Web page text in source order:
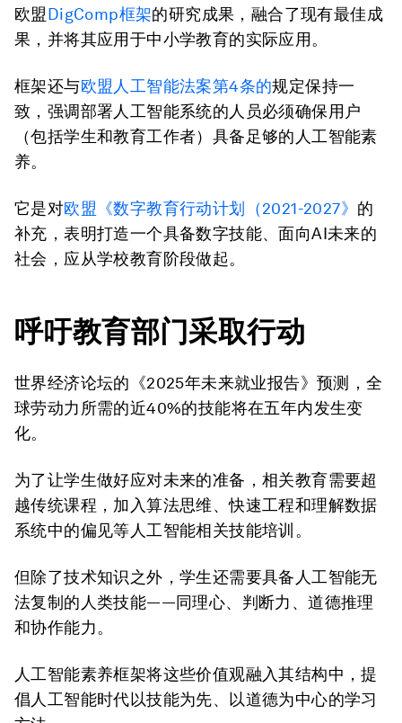
欧盟DigComp框架的研究成果，融合了现有最佳成
果，并将其应用于中小学教育的实际应用。
框架还与欧盟人工智能法案第4条的规定保持一
致，强调部署人工智能系统的人员必须确保用户
（包括学生和教育工作者）具备足够的人工智能素
养。
它是对欧盟《数字教育行动计划（2021-2027》 的
补充，表明打造一个具备数字技能、面向AI未来的
社会，应从学校教育阶段做起。
呼吁教育部门采取行动
世界经济论坛的《2025年未来就业报告》预测，全
球劳动力所需的近40%的技能将在五年内发生变
化。
为了让学生做好应对未来的准备，相关教育需要超
越传统课程，加入算法思维、快速工程和理解数据
系统中的偏见等人工智能相关技能培训。
但除了技术知识之外，学生还需要具备人工智能无
法复制的人类技能——同理心、判断力、道德推理
和协作能力。
人工智能素养框架将这些价值观融入其结构中，提
倡人工智能时代以技能为先、以道德为中心的学习